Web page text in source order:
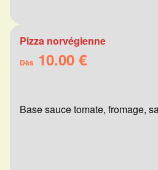
Pizza norvégienne
Dès 10.00 €
Base sauce tomate, fromage,